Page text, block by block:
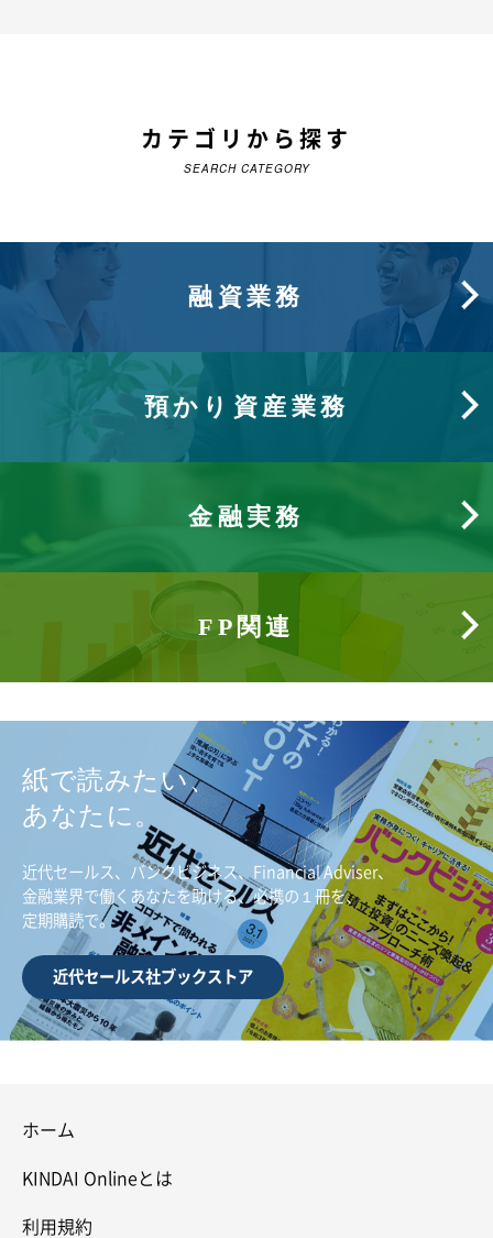
カテゴリから探す
SEARCH CATEGORY
融資業務
預かり資産業務
金融実務
FP関連
紙で読みたい、
あなたに。
近代セールス、バンクビジネス、Financial Adviser、
金融業界で働くあなたを助ける、必携の１冊を、
定期購読で。
近代セールス社ブックストア
ホーム
KINDAI Onlineとは
利用規約